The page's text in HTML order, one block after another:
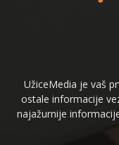
UžiceMedia je vaš
ostale informacije
najažurnije